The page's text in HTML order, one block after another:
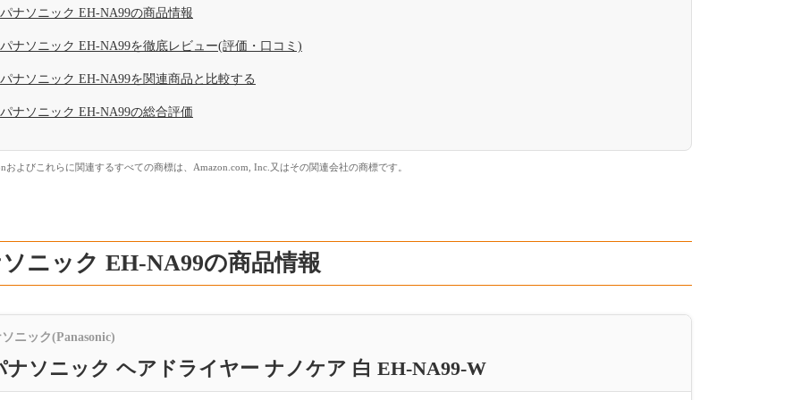
パナソニック EH-NA99の商品情報
パナソニック EH-NA99を徹底レビュー(評価・口コミ)
パナソニック EH-NA99を関連商品と比較する
パナソニック EH-NA99の総合評価
およびこれらに関連するすべての商標は、Amazon.com, Inc.又はその関連会社の商標です。
ニック EH-NA99の商品情報
ニック(Panasonic)
ナソニック ヘアドライヤー ナノケア 白 EH-NA99-W